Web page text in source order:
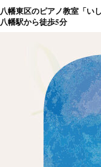
コ
ン
八幡東区のピアノ教室「い
八幡駅から徒歩5分